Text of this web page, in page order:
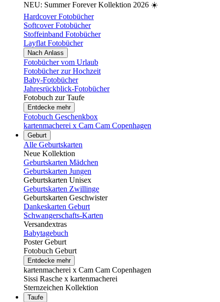
NEU: Summer Forever Kollektion 2026 ☀️
Hardcover Fotobücher
Softcover Fotobücher
Stoffeinband Fotobücher
Layflat Fotobücher
Nach Anlass
Fotobücher vom Urlaub
Fotobücher zur Hochzeit
Baby-Fotobücher
Jahresrückblick-Fotobücher
Fotobuch zur Taufe
Entdecke mehr
Fotobuch Geschenkbox
kartenmacherei x Cam Cam Copenhagen
Geburt
Alle Geburtskarten
Neue Kollektion
Geburtskarten Mädchen
Geburtskarten Jungen
Geburtskarten Unisex
Geburtskarten Zwillinge
Geburtskarten Geschwister
Dankeskarten Geburt
Schwangerschafts-Karten
Versandextras
Babytagebuch
Poster Geburt
Fotobuch Geburt
Entdecke mehr
kartenmacherei x Cam Cam Copenhagen
Sissi Rasche x kartenmacherei
Sternzeichen Kollektion
Taufe